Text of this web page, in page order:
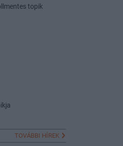
topik
TOVÁBBI HÍREK